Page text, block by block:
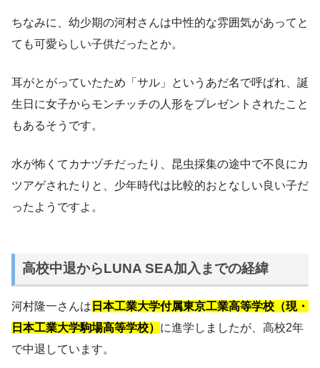
ちなみに、幼少期の河村さんは中性的な雰囲気があってと
ても可愛らしい子供だったとか。
耳がとがっていたため「サル」というあだ名で呼ばれ、誕
生日に女子からモンチッチの人形をプレゼントされたこと
もあるそうです。
水が怖くてカナヅチだったり、昆虫採集の途中で不良にカ
ツアゲされたりと、少年時代は比較的おとなしい良い子だ
ったようですよ。
高校中退からLUNA SEA加入までの経緯
河村隆一さんは 日本工業大学付属東京工業高等学校（現・
日本工業大学駒場高等学校） に進学しましたが、高校2年
で中退しています。